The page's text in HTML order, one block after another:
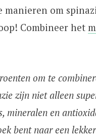
om
Combineer het
om te
zijn niet alleen
mineralen en
bent naar een